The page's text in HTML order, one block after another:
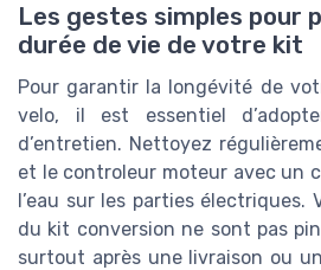
Les gestes simples pour
durée de vie de votre kit
Pour garantir la longévité de
velo, il est essentiel
d’entretien. Nettoyez
et le controleur moteur avec un
l’eau sur les parties électriques.
du kit conversion ne sont pas
surtout après une livraison ou